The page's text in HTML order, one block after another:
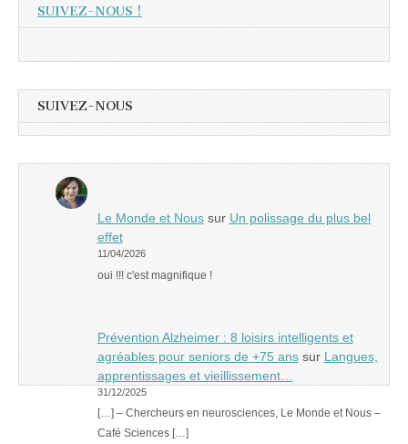
SUIVEZ-NOUS !
SUIVEZ-NOUS
Le Monde et Noussur Un polissage du plus bel
effet
11/04/2026
oui !!! c'est magnifique !
Prévention Alzheimer : 8 loisirs intelligents et
agréables pour seniors de +75 anssur Langues,
apprentissages et vieillissement…
31/12/2025
[…] – Chercheurs en neurosciences, Le Monde et Nous –
Café Sciences […]